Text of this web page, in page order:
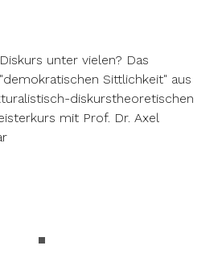
unter vielen? Das
Sittlichkeit" aus
diskurstheoretischen
mit Prof. Dr. Axel